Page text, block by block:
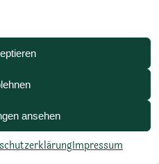
ansehen
Impressum